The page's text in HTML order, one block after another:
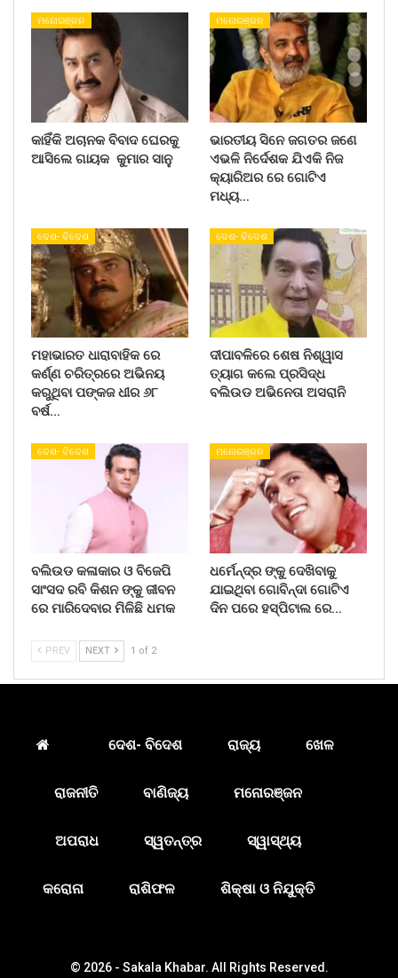
ମନୋରଞ୍ଜନ
କାହିଁକି ଅଚାନକ ବିବାଦ ଘେରକୁ
ଆସିଲେ ଗାୟକ କୁମାର ସାନୁ
ମନୋରଞ୍ଜନ
ଭାରତୀୟ ସିନେ ଜଗତର ଜଣେ
ଏଭଳି ନିର୍ଦେଶକ ଯିଏକି ନିଜ
କ୍ୟାରିଅର ରେ ଗୋଟିଏ
ମଧ୍ୟ…
ଦେଶ- ବିଦେଶ
ମହାଭାରତ ଧାରାବାହିକ ରେ
କର୍ଣ୍ଣ ଚରିତ୍ରରେ ଅଭିନୟ
କରୁଥିବା ପଙ୍କଜ ଧୀର ୬୮
ବର୍ଷ…
ଦେଶ- ବିଦେଶ
ଦୀପାବଳିରେ ଶେଷ ନିଶ୍ୱାସ
ତ୍ୟାଗ କଲେ ପ୍ରସିଦ୍ଧ
ବଲିଉଡ ଅଭିନେତା ଅସରାନି
ଦେଶ- ବିଦେଶ
ବଲିଉଡ କଳାକାର ଓ ବିଜେପି
ସାଂସଦ ରବି କିଶନ ଙ୍କୁ ଜୀବନ
ରେ ମାରିଦେବାର ମିଳିଛି ଧମକ
ମନୋରଞ୍ଜନ
ଧର୍ମେନ୍ଦ୍ର ଙ୍କୁ ଦେଖିବାକୁ
ଯାଇଥିବା ଗୋବିନ୍ଦା ଗୋଟିଏ
ଦିନ ପରେ ହସ୍ପିଟାଲ ରେ…
PREV NEXT 1 of 2
ଦେଶ- ବିଦେଶ ରାଜ୍ୟ ଖେଳ
ରାଜନୀତି ବାଣିଜ୍ୟ ମନୋରଞ୍ଜନ
ଅପରାଧ ସ୍ୱତନ୍ତ୍ର ସ୍ୱାସ୍ଥ୍ୟ
କରୋନା ରାଶିଫଳ ଶିକ୍ଷା ଓ ନିଯୁକ୍ତି
© 2026 - Sakala Khabar. All Rights Reserved.